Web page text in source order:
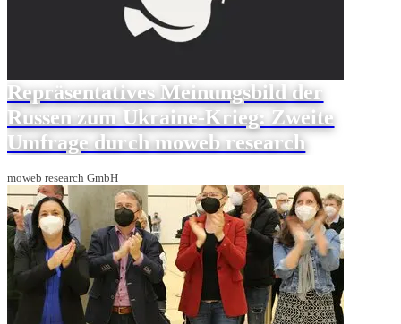
Repräsentatives Meinungsbild der
Russen zum Ukraine-Krieg: Zweite
Umfrage durch moweb research
moweb research GmbH